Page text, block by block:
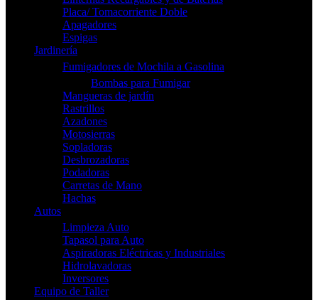
Placa/ Tomacorriente Doble
Apagadores
Espigas
Jardinería
Fumigadores de Mochila a Gasolina
Bombas para Fumigar
Mangueras de jardín
Rastrillos
Azadones
Motosierras
Sopladoras
Desbrozadoras
Podadoras
Carretas de Mano
Hachas
Autos
Limpieza Auto
Tapasol para Auto
Aspiradoras Eléctricas y Industriales
Hidrolavadoras
Inversores
Equipo de Taller